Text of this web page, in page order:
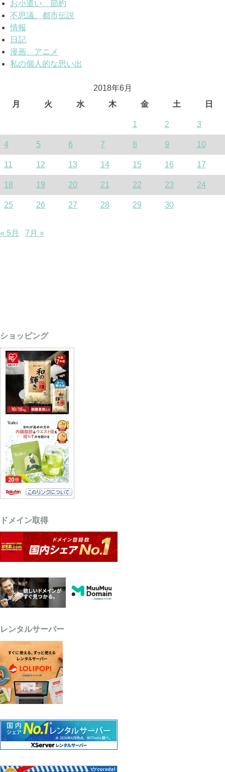
お小遣い、節約
不思議、都市伝説
情報
日記
漫画、アニメ
私の個人的な思い出
2018年6月
月
火 水 木 金 土 日
1 2 3
4 5 6 7 8 9 10
11 12 13 14 15 16 17
18 19 20 21 22 23 24
25 26 27 28 29 30
« 5月 7月 »
ショッピング
ドメイン取得
レンタルサーバー